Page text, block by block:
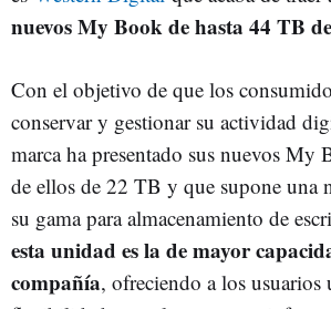
nuevos My Book de hasta 44 TB
Con el objetivo de que los
conservar y gestionar su actividad
marca ha presentado sus nuevos My
de ellos de 22 TB y que supone una
su gama para almacenamiento de
esta unidad es la de mayor
compañía, ofreciendo a los usuarios